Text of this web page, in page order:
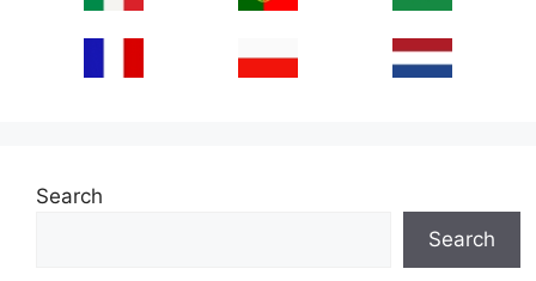
Search
Search